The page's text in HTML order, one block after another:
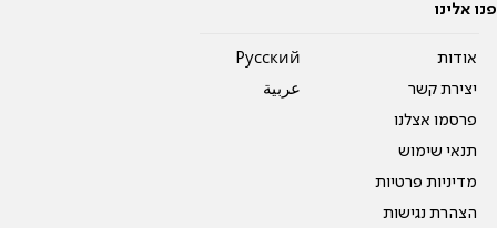
פנו אלינו
אודות
יצירת קשר
פרסמו אצלנו
תנאי שימוש
מדיניות פרטיות
הצהרת נגישות
Pусский
عربية